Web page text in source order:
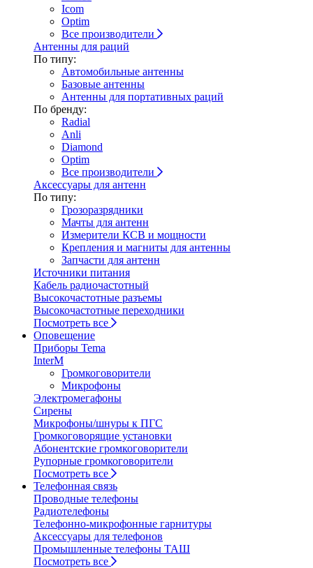
Icom
Optim
Все производители
Антенны для раций
По типу:
Автомобильные антенны
Базовые антенны
Антенны для портативных раций
По бренду:
Radial
Anli
Diamond
Optim
Все производители
Аксессуары для антенн
По типу:
Грозоразрядники
Мачты для антенн
Измерители КСВ и мощности
Крепления и магниты для антенны
Запчасти для антенн
Источники питания
Кабель радиочастотный
Высокочастотные разъемы
Высокочастотные переходники
Посмотреть все
Оповещение
Приборы Tema
InterM
Громкоговорители
Микрофоны
Электромегафоны
Сирены
Микрофоны/шнуры к ПГС
Громкоговорящие установки
Абонентские громкоговорители
Рупорные громкоговорители
Посмотреть все
Телефонная связь
Проводные телефоны
Радиотелефоны
Телефонно-микрофонные гарнитуры
Аксессуары для телефонов
Промышленные телефоны ТАШ
Посмотреть все